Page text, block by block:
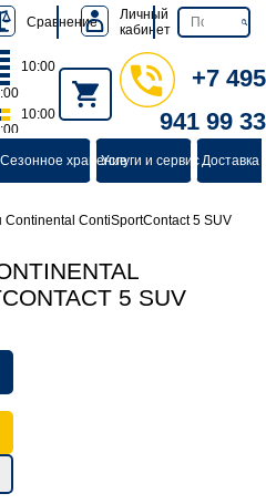
Сравнение
Личный
кабинет
10:00
10:00
+7 495
941 99 33
Сезонное хранениеУслуги и сервисДоставка
ContiSportContact 5 SUV
5 SUV